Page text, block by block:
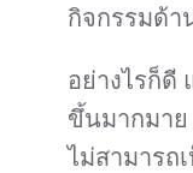
กิจกรรมด้
อย่างไรก็ดี
ขึ้นมากมา
ไม่สามารถ